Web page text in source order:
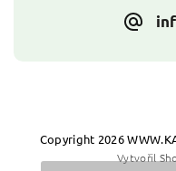
Copyright 2026
Vytvořil